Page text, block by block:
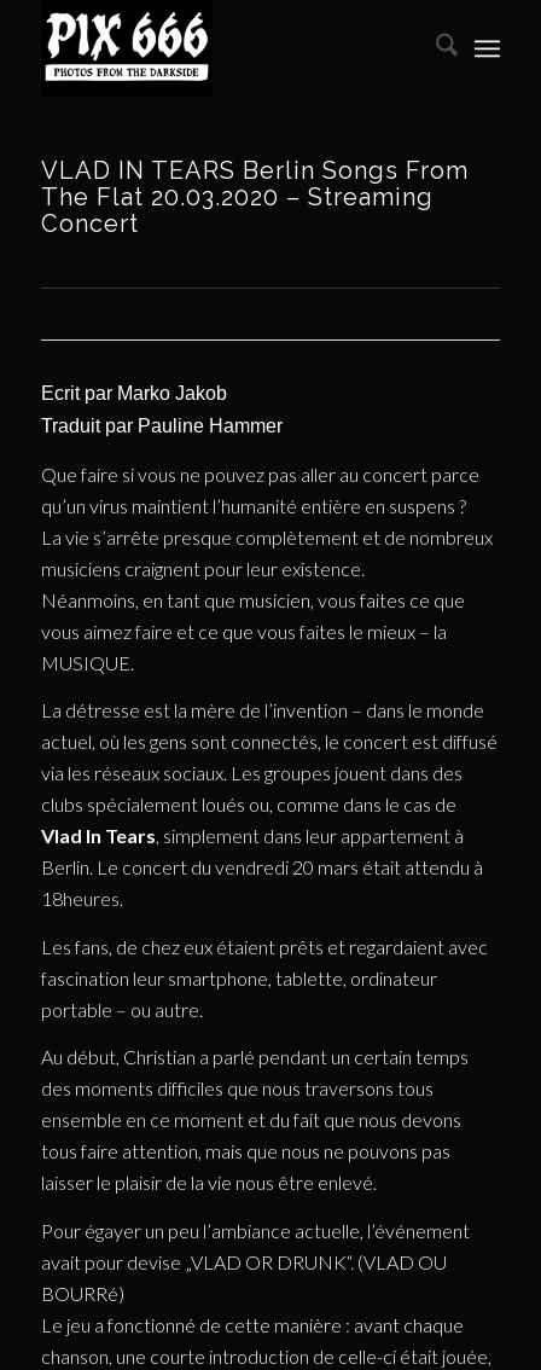
VLAD IN TEARS Berlin Songs From
The Flat 20.03.2020 – Streaming
Concert
Ecrit par Marko Jakob
Traduit par Pauline Hammer
Que faire si vous ne pouvez pas aller au concert parce
qu’un virus maintient l’humanité entière en suspens ?
La vie s’arrête presque complètement et de nombreux
musiciens craignent pour leur existence.
Néanmoins, en tant que musicien, vous faites ce que
vous aimez faire et ce que vous faites le mieux – la
MUSIQUE.
La détresse est la mère de l’invention – dans le monde
actuel, où les gens sont connectés, le concert est diffusé
via les réseaux sociaux. Les groupes jouent dans des
clubs spécialement loués ou, comme dans le cas de
Vlad In Tears, simplement dans leur appartement à
Berlin. Le concert du vendredi 20 mars était attendu à
18heures.
Les fans, de chez eux étaient prêts et regardaient avec
fascination leur smartphone, tablette, ordinateur
portable – ou autre.
Au début, Christian a parlé pendant un certain temps
des moments difficiles que nous traversons tous
ensemble en ce moment et du fait que nous devons
tous faire attention, mais que nous ne pouvons pas
laisser le plaisir de la vie nous être enlevé.
Pour égayer un peu l’ambiance actuelle, l’événement
avait pour devise „VLAD OR DRUNK“. (VLAD OU
BOURRé)
Le jeu a fonctionné de cette manière : avant chaque
chanson, une courte introduction de celle-ci était jouée,